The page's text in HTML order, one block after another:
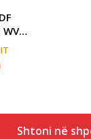
WVN
Shtoni në